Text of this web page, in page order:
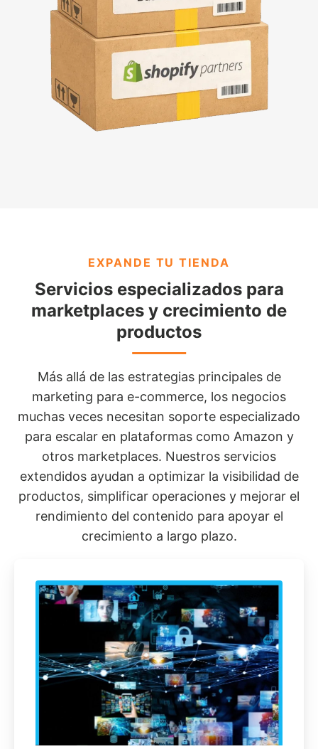
EXPANDE TU TIENDA
Servicios especializados para
marketplaces y crecimiento de
productos
Más allá de las estrategias principales de
marketing para e-commerce, los negocios
muchas veces necesitan soporte especializado
para escalar en plataformas como Amazon y
otros marketplaces. Nuestros servicios
extendidos ayudan a optimizar la visibilidad de
productos, simplificar operaciones y mejorar el
rendimiento del contenido para apoyar el
crecimiento a largo plazo.